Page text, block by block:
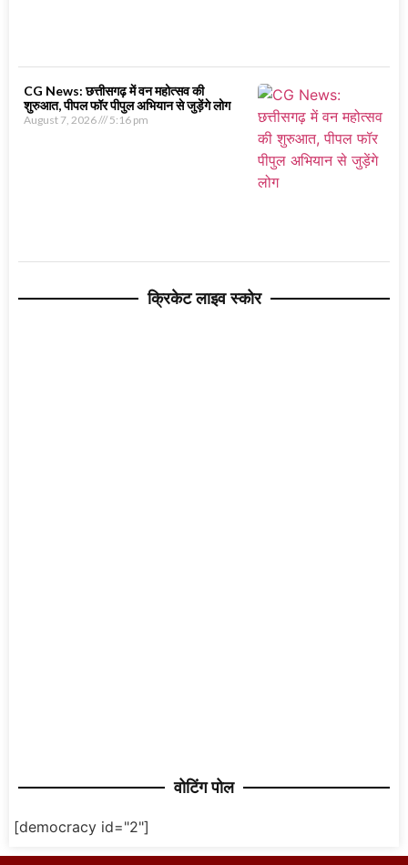
CG News: छत्तीसगढ़ में वन महोत्सव की
शुरुआत, पीपल फॉर पीपुल अभियान से जुड़ेंगे लोग
August 7, 2026 5:16 pm
क्रिकेट लाइव स्कोर
वोटिंग पोल
[democracy id="2"]